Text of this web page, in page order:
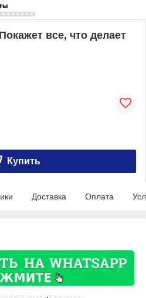
все, что делает
Купить
Доставка Оплата